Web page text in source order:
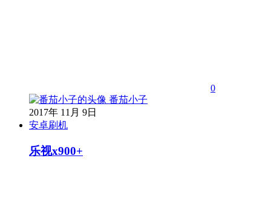
0
番茄小子
2017年 11月 9日
安卓刷机
乐视x900+